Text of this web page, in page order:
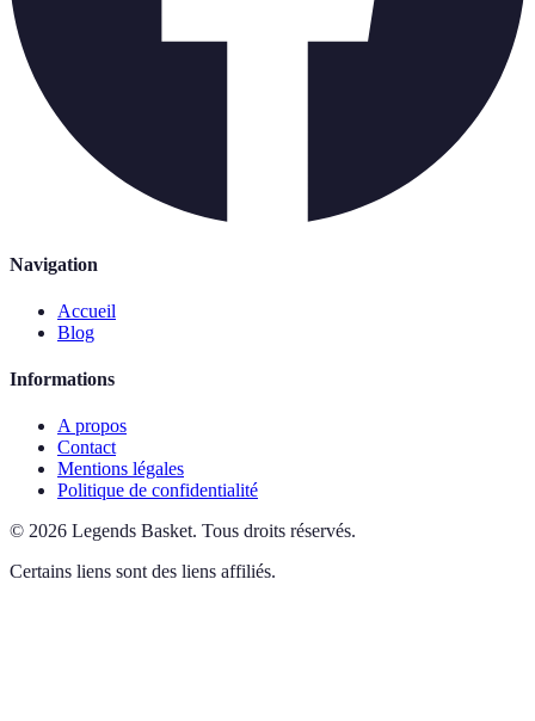
Navigation
Accueil
Blog
Informations
A propos
Contact
Mentions légales
Politique de confidentialité
© 2026 Legends Basket. Tous droits réservés.
Certains liens sont des liens affiliés.